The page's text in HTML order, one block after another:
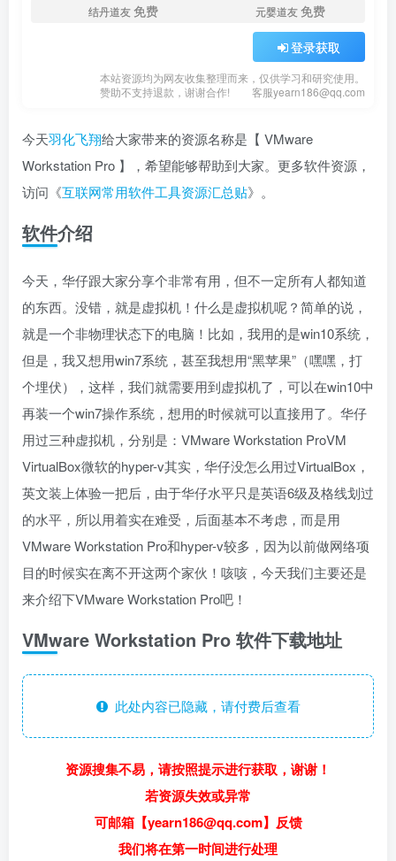
结丹道友免费 元婴道友免费
登录获取
本站资源均为网友收集整理而来，仅供学习和研究使用。
赞助不支持退款，谢谢合作!
客服yearn186@qq.com
今天羽化飞翔给大家带来的资源名称是【 VMware
Workstation Pro 】，希望能够帮助到大家。更多软件资源，
访问《互联网常用软件工具资源汇总贴》。
软件介绍
今天，华仔跟大家分享个非常有用，但不一定所有人都知道
的东西。没错，就是虚拟机！什么是虚拟机呢？简单的说，
就是一个非物理状态下的电脑！比如，我用的是win10系统，
但是，我又想用win7系统，甚至我想用“黑苹果”（嘿嘿，打
个埋伏），这样，我们就需要用到虚拟机了，可以在win10中
再装一个win7操作系统，想用的时候就可以直接用了。华仔
用过三种虚拟机，分别是：VMware Workstation ProVM
VirtualBox微软的hyper-v其实，华仔没怎么用过VirtualBox，
英文装上体验一把后，由于华仔水平只是英语6级及格线划过
的水平，所以用着实在难受，后面基本不考虑，而是用
VMware Workstation Pro和hyper-v较多，因为以前做网络项
目的时候实在离不开这两个家伙！咳咳，今天我们主要还是
来介绍下VMware Workstation Pro吧！
VMware Workstation Pro 软件下载地址
此处内容已隐藏，请付费后查看
资源搜集不易，请按照提示进行获取，谢谢！
若资源失效或异常
可邮箱【yearn186@qq.com】反馈
我们将在第一时间进行处理